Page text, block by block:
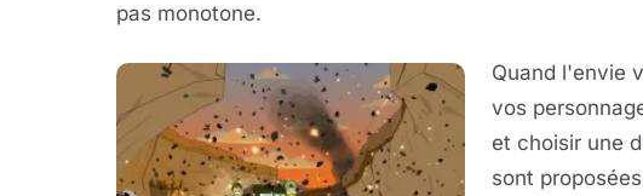
pas monotone.
Quand l'envie
vos
et choisir une
sont